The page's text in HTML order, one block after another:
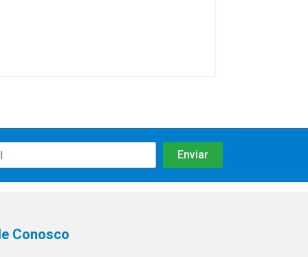
Conosco